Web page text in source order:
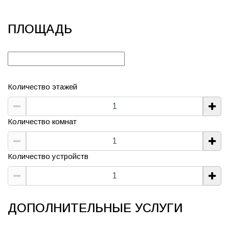
ПЛОЩАДЬ
Количество этажей
Количество комнат
Количество устройств
ДОПОЛНИТЕЛЬНЫЕ УСЛУГИ